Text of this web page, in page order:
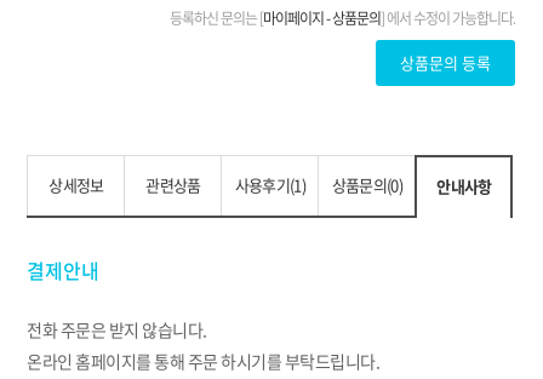
상세정보 관련상품 사용후기(1) 상품문의(0) 안내사항
결제안내
전화 주문은 받지 않습니다.
온라인 홈페이지를 통해 주문 하시기를 부탁드립니다.